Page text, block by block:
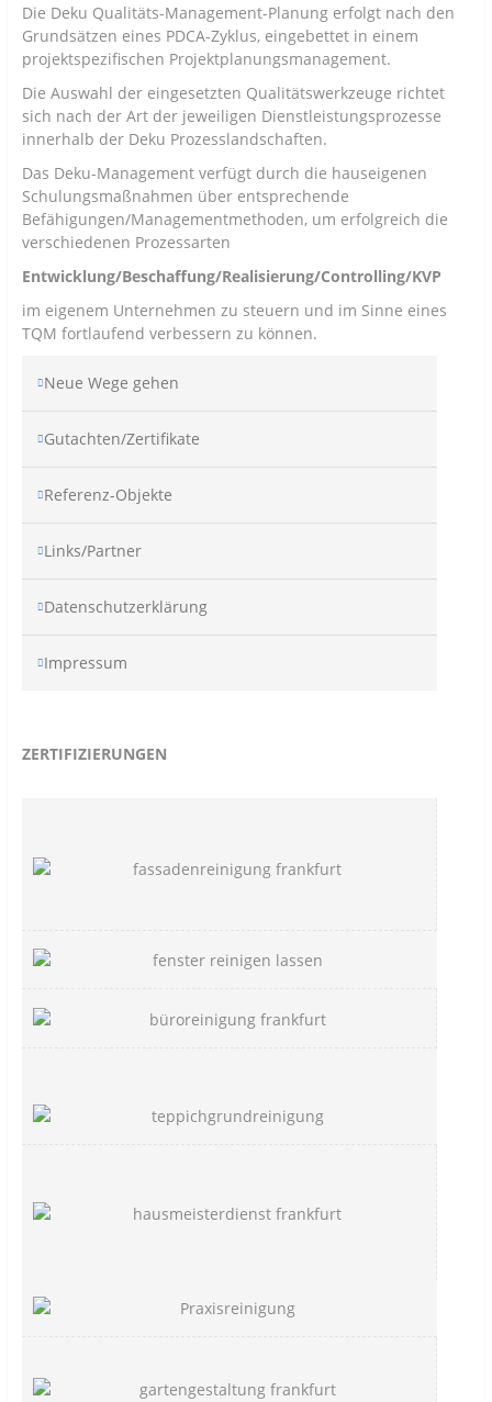
Die Deku Qualitäts-Management-Planung erfolgt nach den
Grundsätzen eines PDCA-Zyklus, eingebettet in einem
projektspezifischen Projektplanungsmanagement.
Die Auswahl der eingesetzten Qualitätswerkzeuge richtet
sich nach der Art der jeweiligen Dienstleistungsprozesse
innerhalb der Deku Prozesslandschaften.
Das Deku-Management verfügt durch die hauseigenen
Schulungsmaßnahmen über entsprechende
Befähigungen/Managementmethoden, um erfolgreich die
verschiedenen Prozessarten
Entwicklung/Beschaffung/Realisierung/Controlling/KVP
im eigenem Unternehmen zu steuern und im Sinne eines
TQM fortlaufend verbessern zu können.
Neue Wege gehen
Gutachten/Zertifikate
Referenz-Objekte
Links/Partner
Datenschutzerklärung
Impressum
ZERTIFIZIERUNGEN